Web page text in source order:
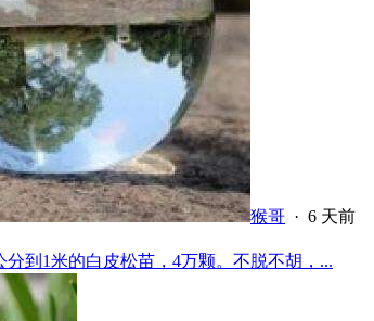
猴哥 · 6 天前
到1米的白皮松苗，4万颗。不脱不胡，...